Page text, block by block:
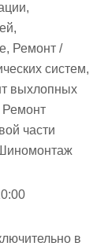
Ремонт /
систем,
выхлопных
Ремонт
части
в